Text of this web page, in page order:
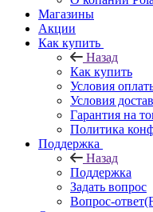
Магазины
Акции
Как купить
Назад
Как купить
Условия
Условия
Гарантия на
Политика
Поддержка
Назад
Поддержка
Задать вопрос
Вопрос-